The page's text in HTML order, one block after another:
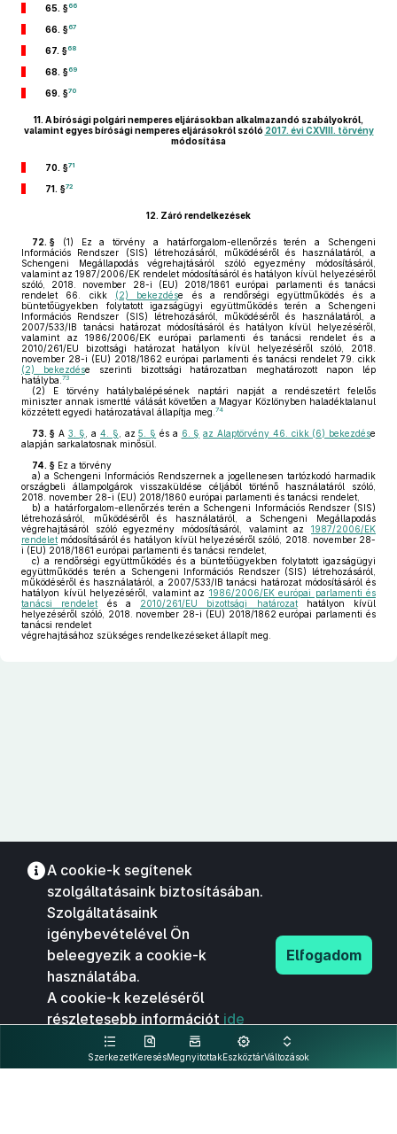
65. §66
66. §67
67. §68
68. §69
69. §70
11. A bírósági polgári nemperes eljárásokban alkalmazandó szabályokról,
valamint egyes bírósági nemperes eljárásokról szóló 2017. évi CXVIII. törvény
módosítása
70. §71
71. §72
12. Záró rendelkezések
72. § (1) Ez a törvény a határforgalom-ellenőrzés terén a Schengeni
Információs Rendszer (SIS) létrehozásáról, működéséről és használatáról, a
Schengeni Megállapodás végrehajtásáról szóló egyezmény módosításáról,
valamint az 1987/2006/EK rendelet módosításáról és hatályon kívül helyezéséről
szóló, 2018. november 28-i (EU) 2018/1861 európai parlamenti és tanácsi
rendelet 66. cikk (2) bekezdése és a rendőrségi együttműködés és a
büntetőügyekben folytatott igazságügyi együttműködés terén a Schengeni
Információs Rendszer (SIS) létrehozásáról, működéséről és használatáról, a
2007/533/IB tanácsi határozat módosításáról és hatályon kívül helyezéséről,
valamint az 1986/2006/EK európai parlamenti és tanácsi rendelet és a
2010/261/EU bizottsági határozat hatályon kívül helyezéséről szóló, 2018.
november 28-i (EU) 2018/1862 európai parlamenti és tanácsi rendelet 79. cikk
(2) bekezdése szerinti bizottsági határozatban meghatározott napon lép
hatályba. 73
(2) E törvény hatálybalépésének naptári napját a rendészetért felelős
miniszter annak ismertté válását követően a Magyar Közlönyben haladéktalanul
közzétett egyedi határozatával állapítja meg. 74
73. § A 3. § , a 4. § , az5. § és a 6. § az Alaptörvény 46. cikk (6) bekezdése
alapján sarkalatosnak minősül.
74. § Ez a törvény
a) a Schengeni Információs Rendszernek a jogellenesen tartózkodó harmadik
országbeli állampolgárok visszaküldése céljából történő használatáról szóló,
2018. november 28-i (EU) 2018/1860 európai parlamenti és tanácsi rendelet,
b) a határforgalom-ellenőrzés terén a Schengeni Információs Rendszer (SIS)
létrehozásáról, működéséről és használatáról, a Schengeni Megállapodás
végrehajtásáról szóló egyezmény módosításáról, valamint az 1987/2006/EK
rendelet módosításáról és hatályon kívül helyezéséről szóló, 2018. november 28-
i (EU) 2018/1861 európai parlamenti és tanácsi rendelet,
c) a rendőrségi együttműködés és a büntetőügyekben folytatott igazságügyi
együttműködés terén a Schengeni Információs Rendszer (SIS) létrehozásáról,
működéséről és használatáról, a 2007/533/IB tanácsi határozat módosításáról és
hatályon kívül helyezéséről, valamint az 1986/2006/EK európai parlamenti és
tanácsi rendelet és a 2010/261/EU bizottsági határozathatályon kívül
helyezéséről szóló, 2018. november 28-i (EU) 2018/1862 európai parlamenti és
tanácsi rendelet
végrehajtásához szükséges rendelkezéseket állapít meg.
SzerkezetKeresésMegnyitottakEszköztárVáltozások
A cookie-k segítenek
szolgáltatásaink biztosításában.
Szolgáltatásaink
igénybevételével Ön
beleegyezik a cookie-k
használatába.
A cookie-k kezeléséről
részletesebb információt ide
kattintva olvashat.
Elfogadom